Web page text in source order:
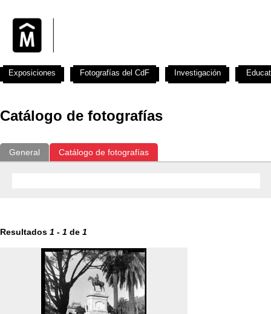
Catálogo de fotografías
General Catálogo de fotografías
Resultados 1 - 1 de 1
Exposiciones Fotografías del CdF Investigación